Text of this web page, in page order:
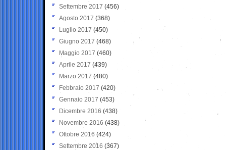
Settembre 2017 (456)
Agosto 2017 (368)
Luglio 2017 (450)
Giugno 2017 (468)
Maggio 2017 (460)
Aprile 2017 (439)
Marzo 2017 (480)
Febbraio 2017 (420)
Gennaio 2017 (453)
Dicembre 2016 (438)
Novembre 2016 (438)
Ottobre 2016 (424)
Settembre 2016 (367)